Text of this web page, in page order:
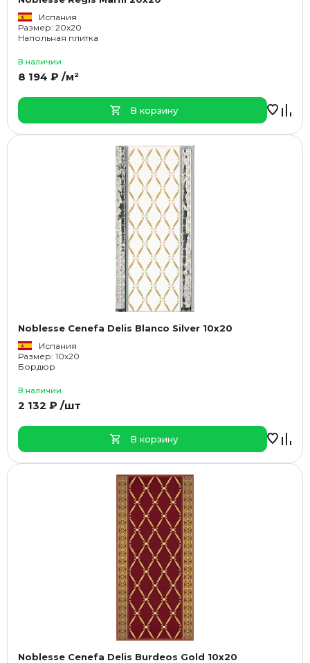
Испания
Размер: 20x20
Напольная плитка
В наличии
8 194 ₽ /м²
В корзину
Noblesse Cenefa Delis Blanco Silver 10x20
Испания
Размер: 10x20
Бордюр
В наличии
2 132 ₽ /шт
В корзину
Noblesse Cenefa Delis Burdeos Gold 10x20